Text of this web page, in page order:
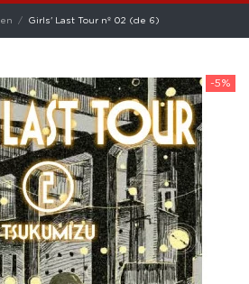
Girls' Last Tour nº 02 (de 6)
-5%